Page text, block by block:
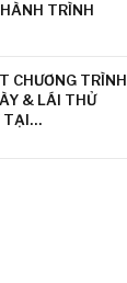
TRÌNH
CHƯƠNG TRÌNH
& LÁI THỬ
TẠI…